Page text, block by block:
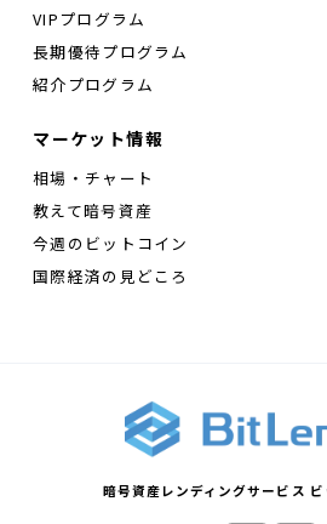
VIPプログラム
長期優待プログラム
紹介プログラム
マーケット情報
相場・チャート
教えて暗号資産
今週のビットコイン
国際経済の見どころ
暗号資産レンディングサービス